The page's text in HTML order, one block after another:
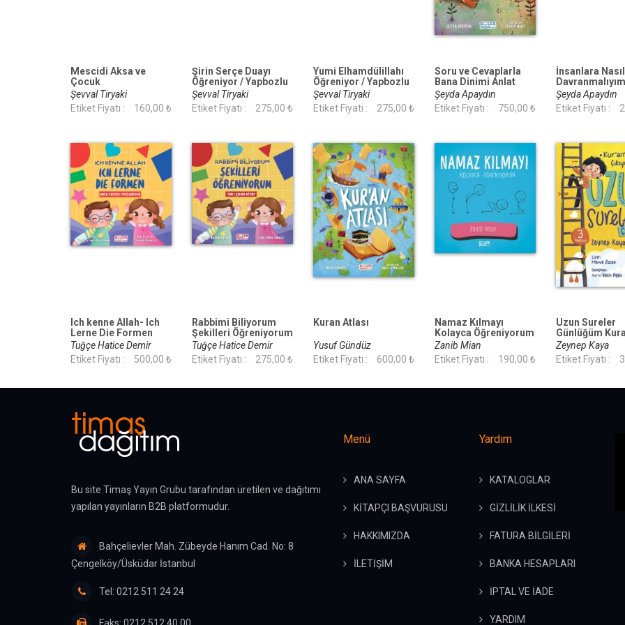
Mescidi Aksa ve
Çocuk
Şevval Tiryaki
Etiket Fiyatı :
160,00 ₺
Şirin Serçe Duayı
Öğreniyor / Yapbozlu
Kitap 4
Şevval Tiryaki
Etiket Fiyatı :
275,00 ₺
Yumi Elhamdülillahı
Öğreniyor / Yapbozlu
Kitap 3
Şevval Tiryaki
Etiket Fiyatı :
275,00 ₺
Soru ve Cevaplarla
Bana Dinimi Anlat
Şeyda Apaydın
Etiket Fiyatı :
750,00 ₺
İnsanlara Nasıl
Görgü
/ Oyun
Seti
Şeyda Apaydın
Etiket Fiyatı :
Ich kenne Allah- Ich
Lerne Die Formen
Rabbimi Biliyorum
Şekilleri Öğreniyorum
Tak-Çıkar Kitap
Tuğçe Hatice Demir
Etiket Fiyatı :
500,00 ₺
Rabbimi Biliyorum
Şekilleri Öğreniyorum
(Tak-Çıkar Kitap)
Tuğçe Hatice Demir
Etiket Fiyatı :
275,00 ₺
Kuran Atlası
Yusuf Gündüz
Etiket Fiyatı :
600,00 ₺
Namaz Kılmayı
Kolayca Öğreniyorum
Zanib Mian
Etiket Fiyatı :
190,00 ₺
Uzun Sureler
Günlüğüm
Keşfe
Zeynep Kaya
Etiket Fiyatı :
Bu site Timaş Yayın Grubu tarafından üretilen ve dağıtımı
yapılan yayınların B2B platformudur.
Bahçelievler Mah. Zübeyde Hanım Cad. No: 8
Çengelköy/Üsküdar İstanbul
Tel: 0212 511 24 24
Menü
ANA SAYFA
KİTAPÇI BAŞVURUSU
HAKKIMIZDA
İLETİŞİM
Yardım
KATALOGLAR
GİZLİLİK İLKESİ
FATURA BİLGİLERİ
BANKA HESAPLARI
İPTAL VE İADE
YARDIM